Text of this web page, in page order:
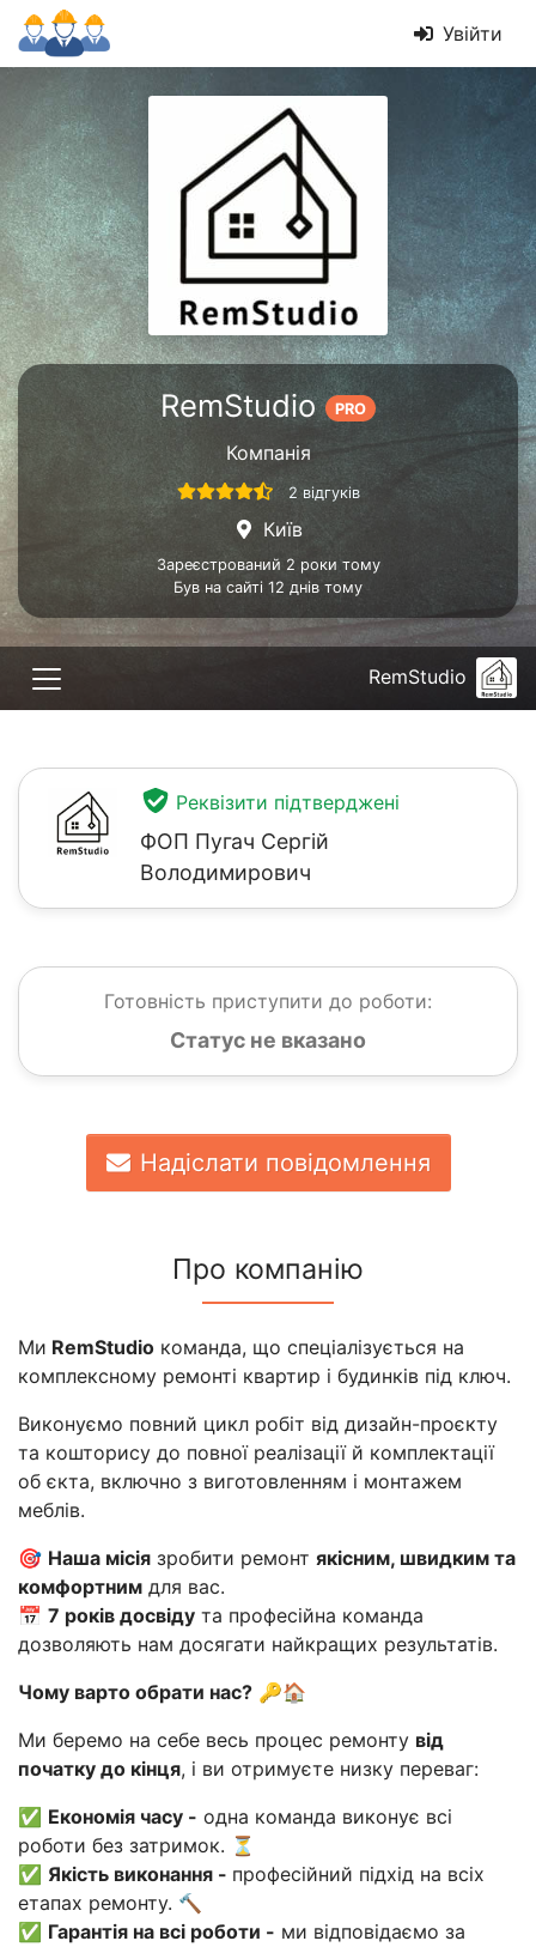
Увійти
RemStudio PRO
Компанія
2 відгуків
Київ
Зареєстрований 2 роки тому
Був на сайті 12 днів тому
RemStudio
Реквізити підтверджені
ФОП Пугач Сергій
Володимирович
Готовність приступити до роботи:
Статус не вказано
Надіслати повідомлення
Про компанію
Ми RemStudio команда, що спеціалізується на
комплексному ремонті квартир і будинків під ключ.
Виконуємо повний цикл робіт від дизайн-проєкту
та кошторису до повної реалізації й комплектації
об єкта, включно з виготовленням і монтажем
меблів.
🎯 Наша місія зробити ремонт якісним, швидким та
комфортним для вас.
📅 7 років досвіду та професійна команда
дозволяють нам досягати найкращих результатів.
Чому варто обрати нас? 🔑🏠
Ми беремо на себе весь процес ремонту від
початку до кінця, і ви отримуєте низку переваг:
✅ Економія часу - одна команда виконує всі
роботи без затримок. ⏳
✅ Якість виконання - професійний підхід на всіх
етапах ремонту. 🔨
✅ Гарантія на всі роботи - ми відповідаємо за